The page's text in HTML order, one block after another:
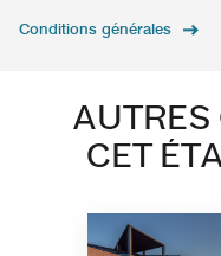
Conditions générales
AUTRES
CET